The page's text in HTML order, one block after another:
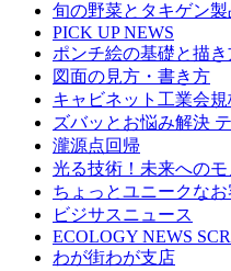
旬の野菜とタキゲン製
PICK UP NEWS
ポンチ絵の基礎と描き
図面の見方・書き方
キャビネット工業会
ズバッとお悩み解決
瀧源点回帰
光る技術！未来へのモ
ちょっとユニークなお
ビジサスニュース
ECOLOGY NEWS
わが街わが支店